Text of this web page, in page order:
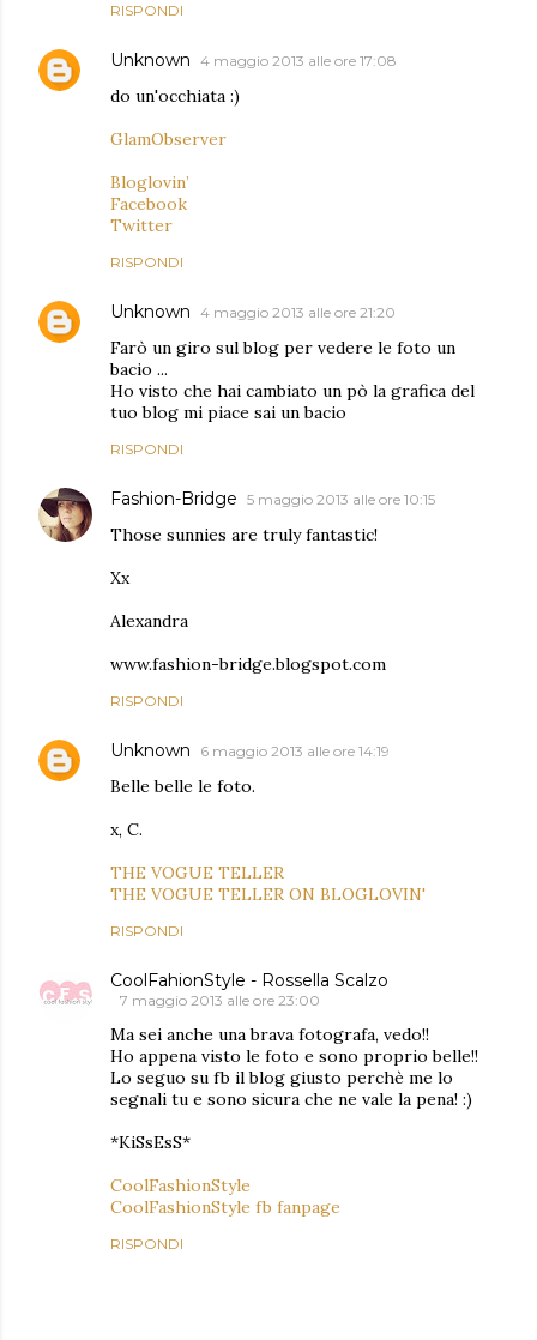
RISPONDI
Unknown 4 maggio 2013 alle ore 17:08
do un'occhiata :)
GlamObserver
Bloglovin’
Facebook
Twitter
RISPONDI
Unknown 4 maggio 2013 alle ore 21:20
Farò un giro sul blog per vedere le foto un
bacio ...
Ho visto che hai cambiato un pò la grafica del
tuo blog mi piace sai un bacio
RISPONDI
Fashion-Bridge 5 maggio 2013 alle ore 10:15
Those sunnies are truly fantastic!
Xx
Alexandra
www.fashion-bridge.blogspot.com
RISPONDI
Unknown 6 maggio 2013 alle ore 14:19
Belle belle le foto.
x, C.
THE VOGUE TELLER
THE VOGUE TELLER ON BLOGLOVIN'
RISPONDI
CoolFahionStyle - Rossella Scalzo
7 maggio 2013 alle ore 23:00
Ma sei anche una brava fotografa, vedo!!
Ho appena visto le foto e sono proprio belle!!
Lo seguo su fb il blog giusto perchè me lo
segnali tu e sono sicura che ne vale la pena! :)
*KiSsEsS*
CoolFashionStyle
CoolFashionStyle fb fanpage
RISPONDI